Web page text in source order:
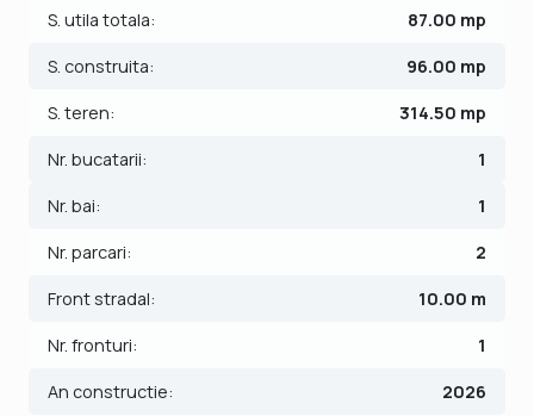
- Usi interioare: lemn, panel;
- Podele: parchet, gresie.
Pretul este de 154.990€ - COMISION 0%.
Se accepta ca si modalitate de plata surse proprii sau
ID intern: V9365
S. utila totala: 87.00 mp
S. construita: 96.00 mp
S. teren: 314.50 mp
Nr. bucatarii: 1
Nr. bai: 1
Nr. parcari: 2
Front stradal: 10.00 m
Nr. fronturi: 1
An constructie: 2026